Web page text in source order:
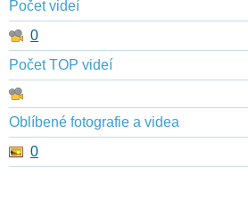
Počet videí
0
Počet TOP videí
Oblíbené fotografie a videa
0